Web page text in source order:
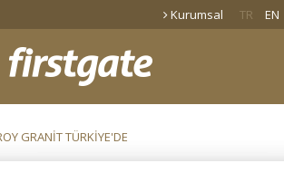
Kurumsal TR EN
GRANİT TÜRKİYE'DE